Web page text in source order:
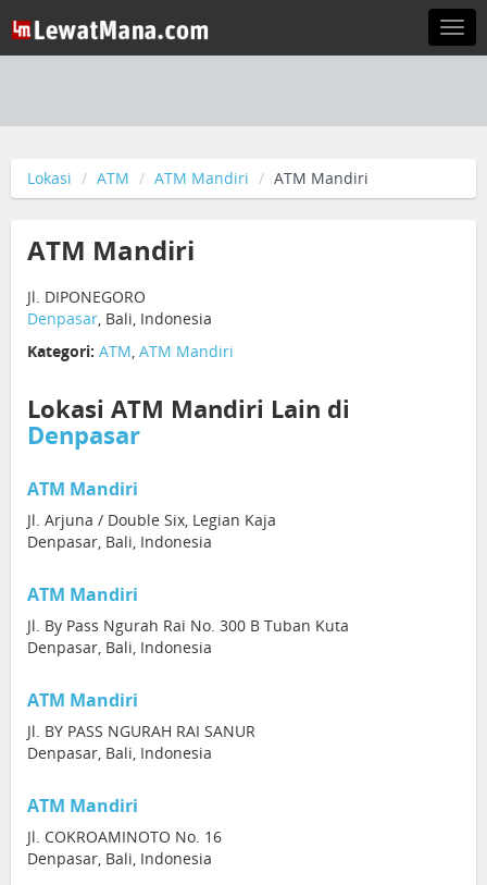
Lokasi ATM ATM Mandiri ATM Mandiri
ATM Mandiri
Jl. DIPONEGORO
Denpasar, Bali, Indonesia
Kategori: ATM, ATM Mandiri
Lokasi ATM Mandiri Lain di
Denpasar
ATM Mandiri
Jl. Arjuna / Double Six, Legian Kaja
Denpasar, Bali, Indonesia
ATM Mandiri
Jl. By Pass Ngurah Rai No. 300 B Tuban Kuta
Denpasar, Bali, Indonesia
ATM Mandiri
Jl. BY PASS NGURAH RAI SANUR
Denpasar, Bali, Indonesia
ATM Mandiri
Jl. COKROAMINOTO No. 16
Denpasar, Bali, Indonesia